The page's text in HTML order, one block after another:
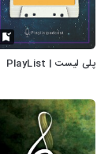
پلی لیست | PlayList